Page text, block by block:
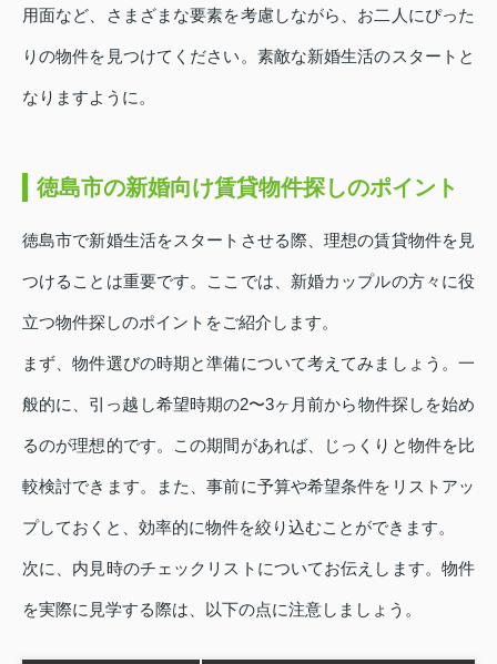
用面など、さまざまな要素を考慮しながら、お二人にぴった
りの物件を見つけてください。素敵な新婚生活のスタートと
なりますように。
徳島市の新婚向け賃貸物件探しのポイント
徳島市で新婚生活をスタートさせる際、理想の賃貸物件を見
つけることは重要です。ここでは、新婚カップルの方々に役
立つ物件探しのポイントをご紹介します。
まず、物件選びの時期と準備について考えてみましょう。一
般的に、引っ越し希望時期の2〜3ヶ月前から物件探しを始め
るのが理想的です。この期間があれば、じっくりと物件を比
較検討できます。また、事前に予算や希望条件をリストアッ
プしておくと、効率的に物件を絞り込むことができます。
次に、内見時のチェックリストについてお伝えします。物件
を実際に見学する際は、以下の点に注意しましょう。